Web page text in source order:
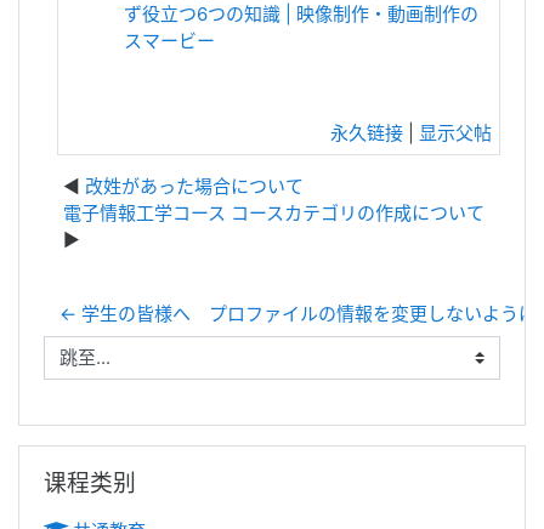
ず役立つ6つの知識 | 映像制作・動画制作の
スマービー
永久链接 显示父帖
改姓があった場合について
電子情報工学コース コースカテゴリの作成について
← 学生の皆様へ プロファイルの情報を変更しないように
跳至...
课程类别